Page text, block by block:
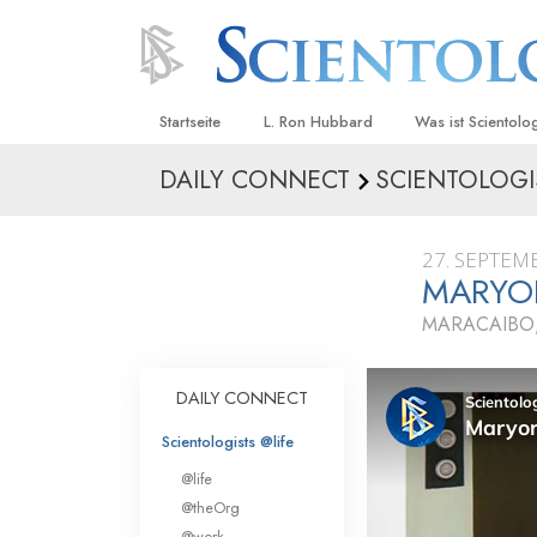
Startseite L. Ron Hubbard Was ist
Anschauungen
Was
sagen
Innerhalb einer
Die
DAILY CONNECT
27.
DAILY CONNECT
Scientologists @life
@life
@theOrg